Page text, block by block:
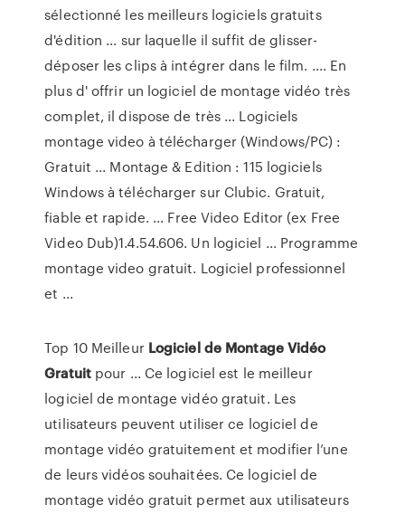
sélectionné les meilleurs logiciels gratuits
d'édition ... sur laquelle il suffit de glisser-
déposer les clips à intégrer dans le film. .... En
plus d' offrir un logiciel de montage vidéo très
complet, il dispose de très ... Logiciels
montage video à télécharger (Windows/PC) :
Gratuit ... Montage & Edition : 115 logiciels
Windows à télécharger sur Clubic. Gratuit,
fiable et rapide. ... Free Video Editor (ex Free
Video Dub)1.4.54.606. Un logiciel ... Programme
montage video gratuit. Logiciel professionnel
et ...
Top 10 Meilleur Logiciel de MontageVidéo
Gratuitpour ... Ce logiciel est le meilleur
logiciel de montage vidéo gratuit. Les
utilisateurs peuvent utiliser ce logiciel de
montage vidéo gratuitement et modifier l’une
de leurs vidéos souhaitées. Ce logiciel de
montage vidéo gratuit permet aux utilisateurs